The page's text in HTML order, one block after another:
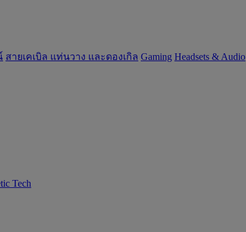
สายเคเบิล แท่นวาง และดองเกิล Gaming ‌Headsets & Audio
Tech